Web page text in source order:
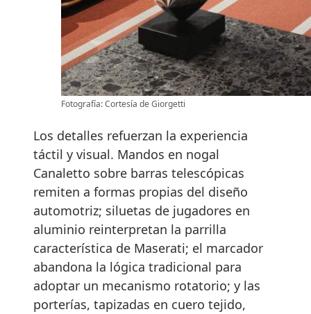
Fotografía: Cortesía de Giorgetti
Los detalles refuerzan la experiencia
táctil y visual. Mandos en nogal
Canaletto sobre barras telescópicas
remiten a formas propias del diseño
automotriz; siluetas de jugadores en
aluminio reinterpretan la parrilla
característica de Maserati; el marcador
abandona la lógica tradicional para
adoptar un mecanismo rotatorio; y las
porterías, tapizadas en cuero tejido,